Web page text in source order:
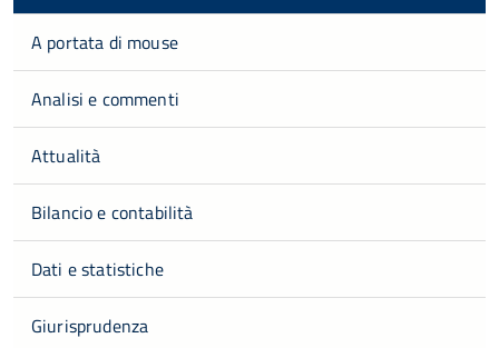
A portata di mouse
Analisi e commenti
Attualità
Bilancio e contabilità
Dati e statistiche
Giurisprudenza